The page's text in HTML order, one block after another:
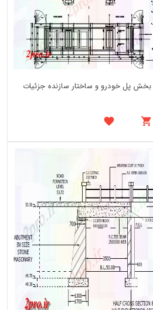
پل خودرو و ساختار سازنده جزئیات